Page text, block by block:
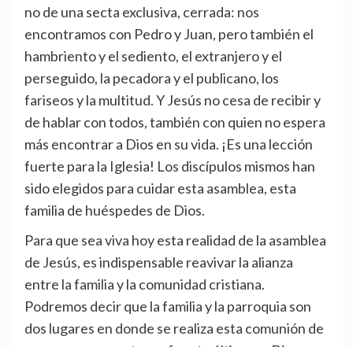
no de una secta exclusiva, cerrada: nos
encontramos con Pedro y Juan, pero también el
hambriento y el sediento, el extranjero y el
perseguido, la pecadora y el publicano, los
fariseos y la multitud. Y Jesús no cesa de recibir y
de hablar con todos, también con quien no espera
más encontrar a Dios en su vida. ¡Es una lección
fuerte para la Iglesia! Los discípulos mismos han
sido elegidos para cuidar esta asamblea, esta
familia de huéspedes de Dios.
Para que sea viva hoy esta realidad de la asamblea
de Jesús, es indispensable reavivar la alianza
entre la familia y la comunidad cristiana.
Podremos decir que la familia y la parroquia son
dos lugares en donde se realiza esta comunión de